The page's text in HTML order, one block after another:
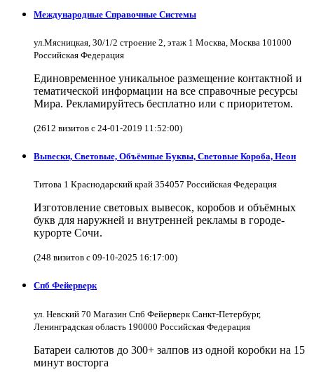
Международные Справочные Системы
ул.Мясницкая, 30/1/2 строение 2, этаж 1 Москва, Москва 101000
Российская Федерация
Единовременное уникальное размещение контактной и
тематической информации на все справочные ресурсы
Мира. Рекламируйтесь бесплатно или с приоритетом.
(2612 визитов с 24-01-2019 11:52:00)
Вывески, Световые, Объёмные Буквы, Световые Короба, Неон
Титова 1 Краснодарский край 354057 Российская Федерация
Изготовление световых вывесок, коробов и объёмных
букв для наружней и внутренней рекламы в городе-
курорте Сочи.
(248 визитов с 09-10-2025 16:17:00)
Спб Фейерверк
ул. Невский 70 Магазин Спб Фейерверк Санкт-Петербург,
Ленинградская область 190000 Российская Федерация
Батареи салютов до 300+ залпов из одной коробки на 15
минут восторга